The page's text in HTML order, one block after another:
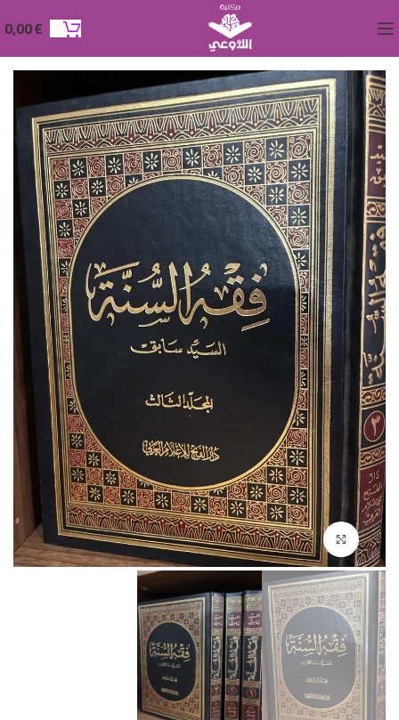
0,00€
Click to enlarge